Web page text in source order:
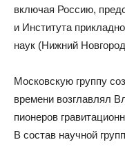
включая Россию,
и Института
наук (Нижний
Московскую группу
времени возглавлял
пионеров
В состав научной